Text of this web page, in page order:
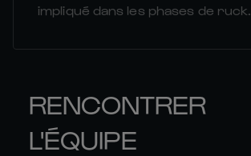
impliqué dans les phases de ruck.
RENCONTRER
L'ÉQUIPE